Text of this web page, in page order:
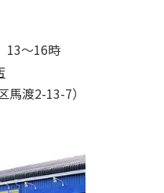
～16時
馬渡2-13-7）